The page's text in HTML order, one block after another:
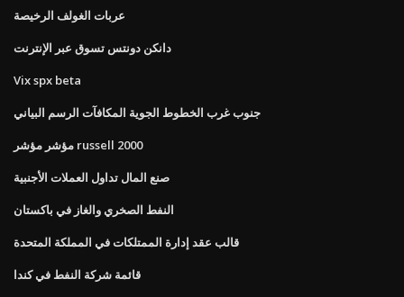
عربات الغولف الرخيصة
دانكن دونتس تسوق عبر الإنترنت
Vix spx beta
جنوب غرب الخطوط الجوية المكافآت الرسم البياني
مؤشر مؤشر russell 2000
صنع المال تداول العملات الأجنبية
النفط الصخري والغاز في باكستان
قالب عقد إدارة الممتلكات في المملكة المتحدة
قائمة شركة النفط في كندا